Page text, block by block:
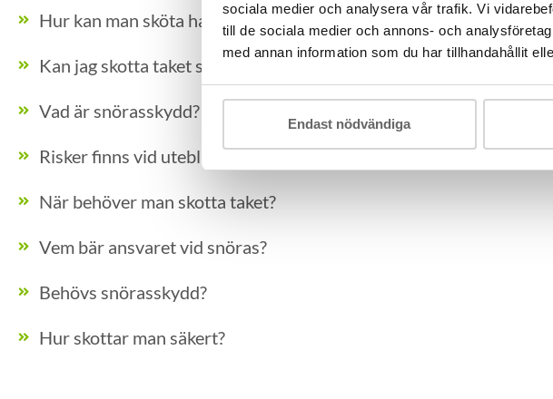
sociala medier och analysera vår trafik. Vi
till de sociala medier och annons- och
med annan information som du har tillhandahållit
Endast nödvändiga
Hur kan man sköta halkbekämpning?
Kan jag skotta taket själv?
Vad är snörasskydd?
Risker finns vid utebliven takskottning?
När behöver man skotta taket?
Vem bär ansvaret vid snöras?
Behövs snörasskydd?
Hur skottar man säkert?